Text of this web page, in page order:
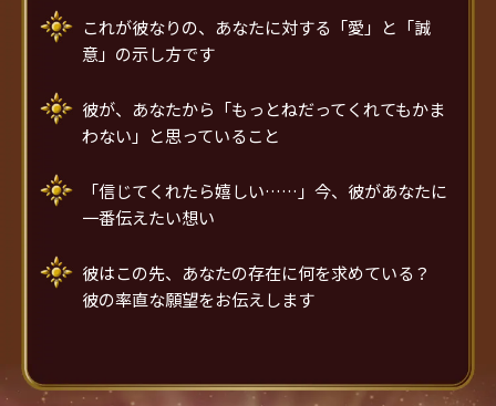
これが彼なりの、あなたに対する「愛」と「誠
意」の示し方です
彼が、あなたから「もっとねだってくれてもかま
わない」と思っていること
「信じてくれたら嬉しい……」今、彼があなたに
一番伝えたい想い
彼はこの先、あなたの存在に何を求めている？
彼の率直な願望をお伝えします